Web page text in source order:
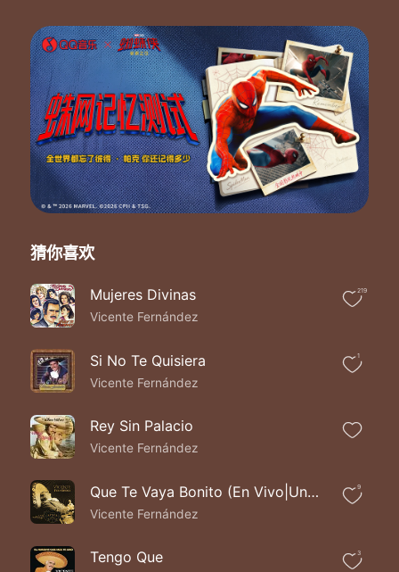
Conoci a otras que
Haci me la hicieron
Pero ya siento menos el daño
Se le vuelve a uno el alma de fierro
Nada mas unos dias las extraño
Y despues ni del nombre me acuerdo
Yo contigo sonada unas cosas
Y estaba seguro que
Tu eras mi estrella
Pero vales igual que las otras
Las tiene cortadas la misma tijera
Y jamas voy andarte buscando
Este mundo esta lleno de rosas
Si te pierdo hasta salgo ganando
Y estaba seguro que
Tu eras mi estrella
Pero vales igual que las otras
Las tiene cortadas
La misma tijera
猜你喜欢
Mujeres Divinas
Vicente Fernández
219
Si No Te Quisiera
Vicente Fernández
1
Rey Sin Palacio
Vicente Fernández
Que Te Vaya Bonito (En Vivo|Un Azteca en el Azteca)
Vicente Fernández
9
Tengo Que 3